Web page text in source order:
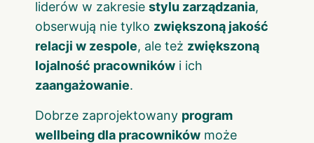
liderów w zakresie stylu zarządzania,
obserwują nie tylko zwiększoną jakość
relacji w zespole, ale też zwiększoną
lojalność pracowników i ich
zaangażowanie.
Dobrze zaprojektowany program
wellbeing dla pracowników może